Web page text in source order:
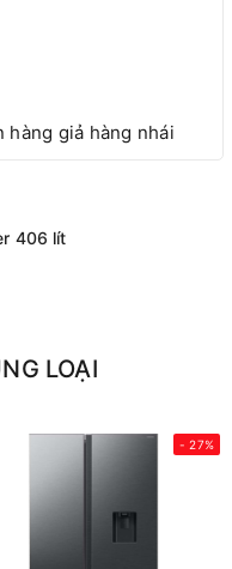
hàng giả hàng nhái
406 lít
LOẠI
- 27%